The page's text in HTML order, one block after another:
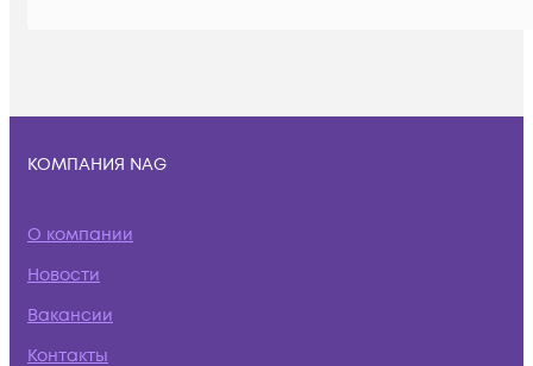
КОМПАНИЯ NAG
О компании
Новости
Вакансии
Контакты